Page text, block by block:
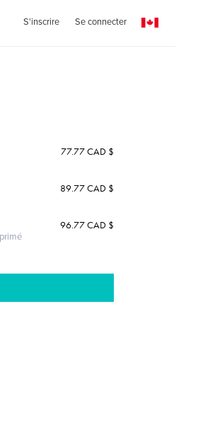
S'inscrire Se connecter
77.77 CAD $
89.77 CAD $
96.77 CAD $